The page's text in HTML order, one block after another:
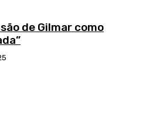
de Gilmar como